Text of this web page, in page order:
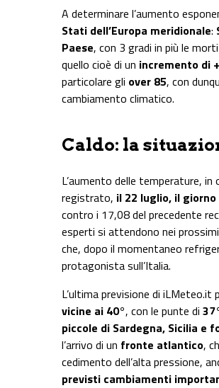
A determinare l’aumento
Stati dell’Europa meridionale:
Paese, con 3 gradi in più le
quello cioè di un incremento di
particolare gli over 85, con
cambiamento climatico.
Caldo: la
L’aumento delle temperature,
registrato, il 22 luglio, il
contro i 17,08 del precedente
esperti si attendono nei
che, dopo il momentaneo
protagonista sull’Italia.
L’ultima previsione di iLMeteo.it
vicine ai 40°, con le punte di
piccole di Sardegna, Sicilia e
l’arrivo di un fronte atlantico,
cedimento dell’alta pressione,
previsti cambiamenti